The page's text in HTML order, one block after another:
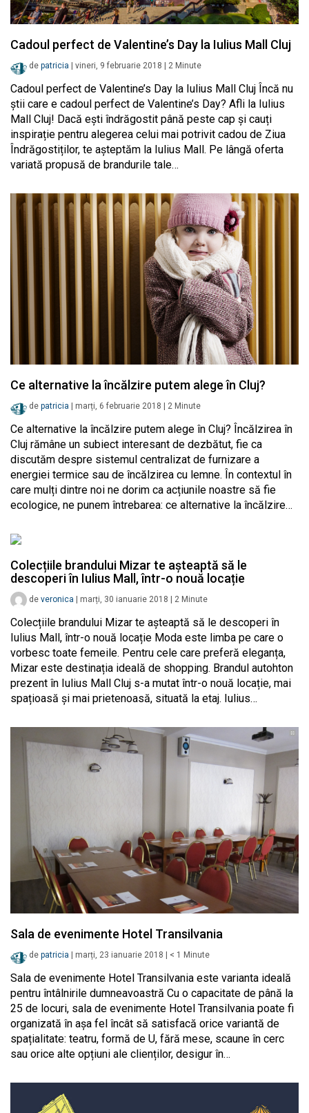
Cadoul perfect de Valentine’s Day la Iulius Mall Cluj
de patricia vineri, 9 februarie 2018 2 Minute
Cadoul perfect de Valentine’s Day la Iulius Mall Cluj Încă nu
știi care e cadoul perfect de Valentine’s Day? Afli la Iulius
Mall Cluj! Dacă ești îndrăgostit până peste cap și cauți
inspirație pentru alegerea celui mai potrivit cadou de Ziua
Îndrăgostiților, te așteptăm la Iulius Mall. Pe lângă oferta
variată propusă de brandurile tale…
Ce alternative la încălzire putem alege în Cluj?
de patricia marți, 6 februarie 2018 2 Minute
Ce alternative la încălzire putem alege în Cluj? Încălzirea în
Cluj rămâne un subiect interesant de dezbătut, fie ca
discutăm despre sistemul centralizat de furnizare a
energiei termice sau de încălzirea cu lemne. În contextul în
care mulți dintre noi ne dorim ca acțiunile noastre să fie
ecologice, ne punem întrebarea: ce alternative la încălzire…
Colecțiile brandului Mizar te așteaptă să le
descoperi în Iulius Mall, într-o nouă locație
de veronica marți, 30 ianuarie 2018 2 Minute
Colecțiile brandului Mizar te așteaptă să le descoperi în
Iulius Mall, într-o nouă locație Moda este limba pe care o
vorbesc toate femeile. Pentru cele care preferă eleganța,
Mizar este destinația ideală de shopping. Brandul autohton
prezent în Iulius Mall Cluj s-a mutat într-o nouă locație, mai
spațioasă și mai prietenoasă, situată la etaj. Iulius…
Sala de evenimente Hotel Transilvania
de patricia marți, 23 ianuarie 2018 < 1 Minute
Sala de evenimente Hotel Transilvania este varianta ideală
pentru întâlnirile dumneavoastră Cu o capacitate de până la
25 de locuri, sala de evenimente Hotel Transilvania poate fi
organizată în așa fel încât să satisfacă orice variantă de
spațialitate: teatru, formă de U, fără mese, scaune în cerc
sau orice alte opțiuni ale clienților, desigur în…